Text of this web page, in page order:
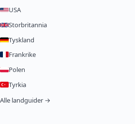
USA
Storbritannia
Tyskland
Frankrike
Polen
Tyrkia
Alle landguider →